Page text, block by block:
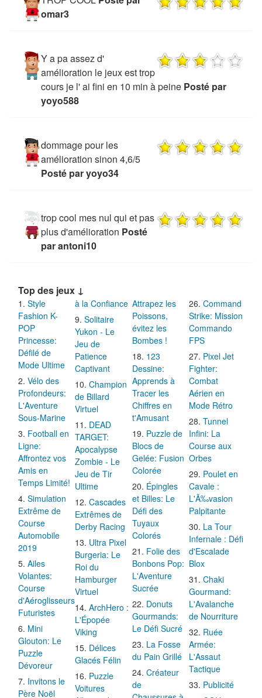
omar3
Y a pa assez d'
amélioration le jeux est trop
cours je l' ai fini en 10 min à peine Posté par
yoyo588
dommage pour les
amélioration sinon 4,6/5
Posté par yoyo34
trop cool mes nul qui et pas
plus d'amélioration Posté
par antoni10
Top des jeux ↓
Style
Fashion K-
POP
Princesse:
Défilé de
Mode Ultime
Vélo des
Profondeurs:
L'Aventure
Sous-Marine
Football en
Ligne:
Affrontez vos
Amis en
Temps Limité!
Simulation
Extrême de
Course
Automobile
2019
Ailes
Volantes:
Course
d'Aéroglisseurs
Futuristes
Mini
Glouton: Le
Puzzle
Dévoreur
Invitons le
Père Noël
à la Confiance
Solitaire
Yukon - Le
Jeu de
Patience
Captivant
Champion
de Billard
Virtuel
DEAD
TARGET:
Apocalypse
Zombie - Le
Jeu de Tir
Ultime
Cascades
Extrêmes de
Derby Racing
Ultra Pixel
Burgeria: Le
Roi du
Hamburger
Virtuel
ArchHero :
L'Épopée
Viking
Délices
Glacés Félin
Puzzle
Voitures
Attrapez les
Poissons,
évitez les
Bombes !
123
Dessine:
Apprends à
Tracer les
Chiffres en
t'Amusant
Puzzle de
Blocs de
Gelée: Fusion
Colorée
Épingles
et Billes: Le
Défi des
Tuyaux
Colorés
Folie des
Bonbons Pop:
L'Aventure
Sucrée
Donuts
Gourmands:
Le Défi Sucré
La Fosse
du Pain Grillé
Créateur
de
Command
Strike: Mission
Commando
FPS
Pixel Jet
Fighter:
Combat
Aérien en
Mode Rétro
Tunnel
Infini: La
Course aux
Orbes
Poulet en
Cavale :
L'Ã‰vasion
Palpitante
La Tour
Infernale : Défi
d'Escalade
Blox
Chaki
Gourmand:
L'Avalanche
de Nourriture
Ruée
Armée:
L'Assaut
Tactique
Publicité